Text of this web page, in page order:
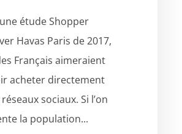
étude Shopper
Havas Paris de 2017,
Français aimeraient
acheter directement
sociaux. Si l’on
la population...